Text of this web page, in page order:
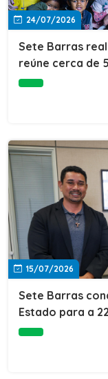
24/07/2026
Sete Barras
reúne cerca de
15/07/2026
Sete Barras
Estado para a